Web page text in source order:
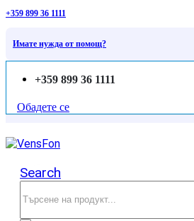
+359 899 36 1111
Имате нужда от помощ?
+359 899 36 1111
Обадете се
Search